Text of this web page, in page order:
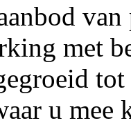
met
u mee